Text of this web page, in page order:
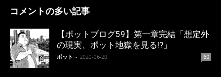
コメントの多い記事
【ポットブログ59】第一章完結「想定外
の現実、ポット地獄を見る!?」
ポット - 2020-06-20 60